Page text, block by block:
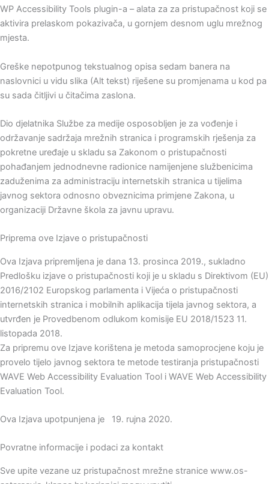
WP Accessibility Tools plugin-a – alata za za pristupačnost koji se
aktivira prelaskom pokazivača, u gornjem desnom uglu mrežnog
mjesta.
Greške nepotpunog tekstualnog opisa sedam banera na
naslovnici u vidu slika (Alt tekst) riješene su promjenama u kod pa
su sada čitljivi u čitačima zaslona.
Dio djelatnika Službe za medije osposobljen je za vođenje i
održavanje sadržaja mrežnih stranica i programskih rješenja za
pokretne uređaje u skladu sa Zakonom o pristupačnosti
pohađanjem jednodnevne radionice namijenjene službenicima
zaduženima za administraciju internetskih stranica u tijelima
javnog sektora odnosno obveznicima primjene Zakona, u
organizaciji Državne škola za javnu upravu.
Priprema ove Izjave o pristupačnosti
Ova Izjava pripremljena je dana 13. prosinca 2019., sukladno
Predlošku izjave o pristupačnosti koji je u skladu s Direktivom (EU)
2016/2102 Europskog parlamenta i Vijeća o pristupačnosti
internetskih stranica i mobilnih aplikacija tijela javnog sektora, a
utvrđen je Provedbenom odlukom komisije EU 2018/1523 11.
listopada 2018.
Za pripremu ove Izjave korištena je metoda samoprocjene koju je
provelo tijelo javnog sektora te metode testiranja pristupačnosti
WAVE Web Accessibility Evaluation Tool i WAVE Web Accessibility
Evaluation Tool.
Ova Izjava upotpunjena je 19. rujna 2020.
Povratne informacije i podaci za kontakt
Sve upite vezane uz pristupačnost mrežne stranice www.os-